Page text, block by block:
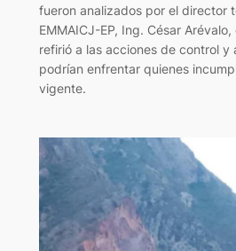
fueron analizados por el director
EMMAICJ-EP, Ing. César
refirió a las acciones de control y
podrían enfrentar quienes
vigente.